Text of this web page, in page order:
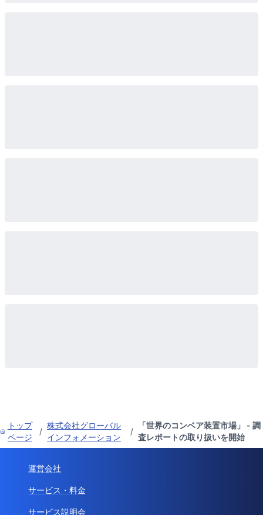
トップ
ページ
/
株式会社グローバル
インフォメーション
/
「世界のコンベア装置市場」 - 調
査レポートの取り扱いを開始
運営会社
サービス・料金
サービス説明会